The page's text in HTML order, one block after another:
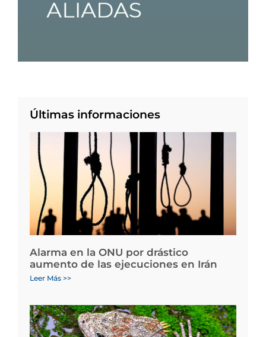
Últimas informaciones
Alarma en la ONU por drástico
aumento de las ejecuciones en Irán
Leer Más >>